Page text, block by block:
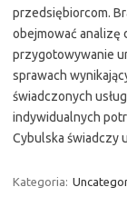
przedsiębiorcom.
obejmować analizę
przygotowywanie
sprawach
świadczonych
indywidualnych
Cybulska świadczy
Kategoria: